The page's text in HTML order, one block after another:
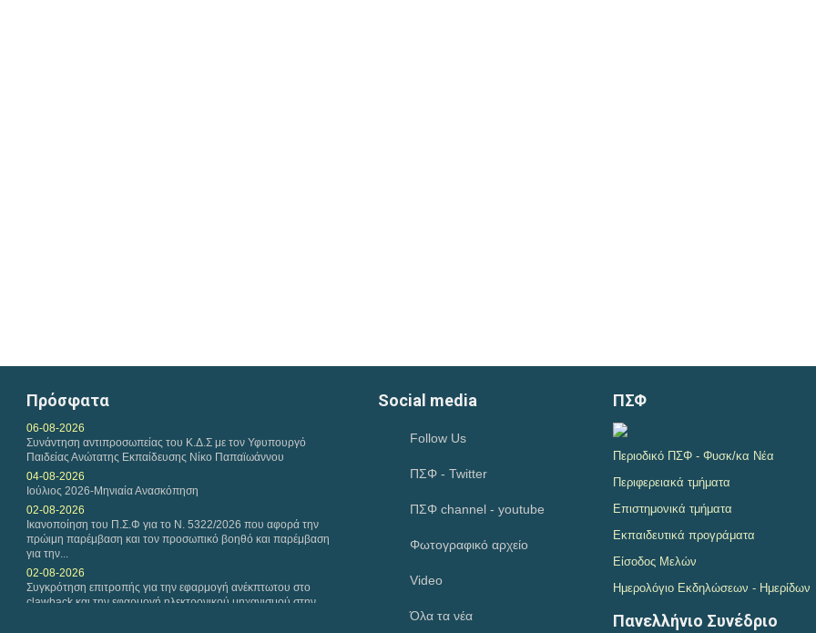
Πρόσφατα
06-08-2026
Συνάντηση αντιπροσωπείας του Κ.Δ.Σ με τον Υφυπουργό
Παιδείας Ανώτατης Εκπαίδευσης Νίκο Παπαϊωάννου
04-08-2026
Ιούλιος 2026-Μηνιαία Ανασκόπηση
02-08-2026
Ικανοποίηση του Π.Σ.Φ για το Ν. 5322/2026 που αφορά την
πρώιμη παρέμβαση και τον προσωπικό βοηθό και παρέμβαση
για την...
02-08-2026
Συγκρότηση επιτροπής για την εφαρμογή ανέκπτωτου στο
clawback και την εφαρμογή ηλεκτρονικού μηχανισμού στην
Social media
Follow Us
ΠΣΦ - Twitter
ΠΣΦ channel - youtube
Φωτογραφικό αρχείο
Video
Όλα τα νέα
ΠΣΦ
Περιοδικό ΠΣΦ - Φυσκ/κα Νέα
Περιφερειακά τμήματα
Επιστημονικά τμήματα
Εκπαιδευτικά προγράματα
Είσοδος Μελών
Ημερολόγιο Εκδηλώσεων - Ημερίδων
Πανελλήνιο Συνέδριο